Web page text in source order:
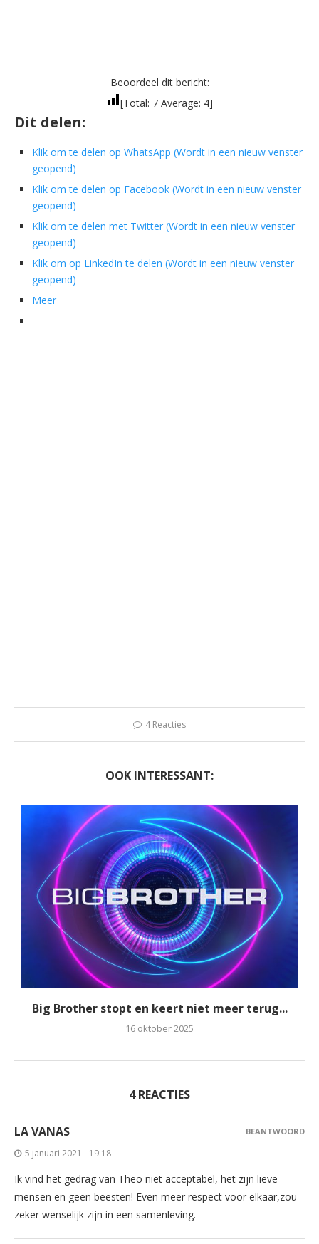
Beoordeel dit bericht:
[Total: 7 Average: 4]
Dit delen:
Klik om te delen op WhatsApp (Wordt in een nieuw venster
geopend)
Klik om te delen op Facebook (Wordt in een nieuw venster
geopend)
Klik om te delen met Twitter (Wordt in een nieuw venster
geopend)
Klik om op LinkedIn te delen (Wordt in een nieuw venster
geopend)
Meer
4 Reacties
OOK INTERESSANT:
Big Brother stopt en keert niet meer terug...
16 oktober 2025
4 REACTIES
LA VANAS
5 januari 2021 - 19:18
Ik vind het gedrag van Theo niet acceptabel, het zijn lieve
mensen en geen beesten! Even meer respect voor elkaar,zou
zeker wenselijk zijn in een samenleving.
BEANTWOORD